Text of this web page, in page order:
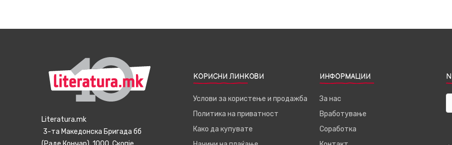
Literatura.mk
3-та Македонска Бригада бб
КОРИСНИ ЛИНКОВИ
Услови за користење и продажба
Политика на приватност
Како да купувате
ИНФОРМАЦИИ
За нас
Вработување
Соработка